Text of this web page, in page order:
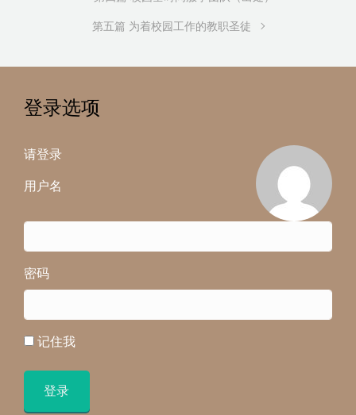
第五篇 为着校园工作的教职圣徒
登录选项
请登录
用户名
密码
记住我